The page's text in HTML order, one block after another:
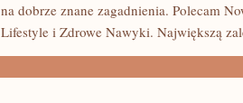
na dobrze znane zagadnienia. Polecam
Lifestyle i Zdrowe Nawyki. Największą